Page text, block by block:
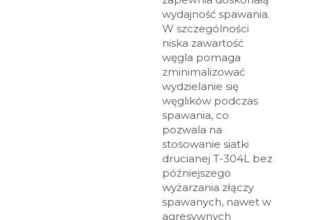
wydajność spawania.
W szczególności
niska zawartość
węgla pomaga
zminimalizować
wydzielanie się
węglików podczas
spawania, co
pozwala na
stosowanie siatki
drucianej T-304L bez
późniejszego
wyżarzania złączy
spawanych, nawet w
agresywnych